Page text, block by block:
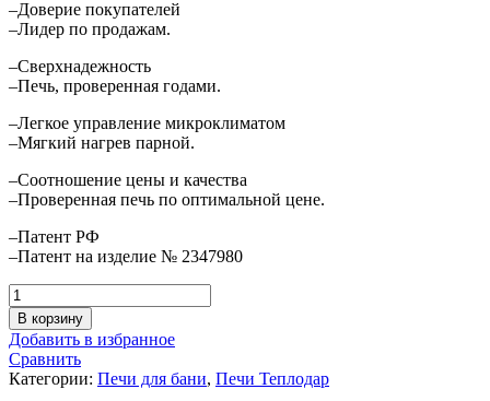
–Доверие покупателей
–Лидер по продажам.
–Сверхнадежность
–Печь, проверенная годами.
–Легкое управление микроклиматом
–Мягкий нагрев парной.
–Соотношение цены и качества
–Проверенная печь по оптимальной цене.
–Патент РФ
–Патент на изделие № 2347980
Количество
товара
Печь
для
бани
Русь-12
В корзину
Добавить в избранное
Сравнить
Категории: Печи для бани, Печи Теплодар